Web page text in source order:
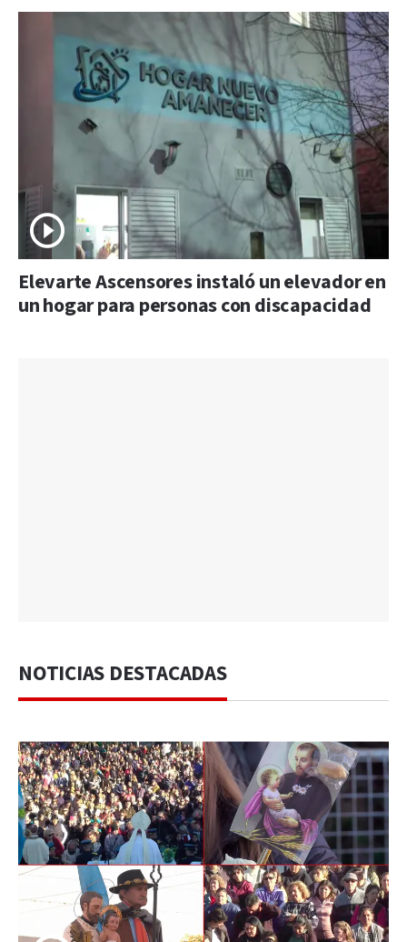
Elevarte Ascensores instaló un elevador en
un hogar para personas con discapacidad
NOTICIAS DESTACADAS